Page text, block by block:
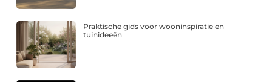
Praktische gids voor wooninspiratie en
tuinideeën